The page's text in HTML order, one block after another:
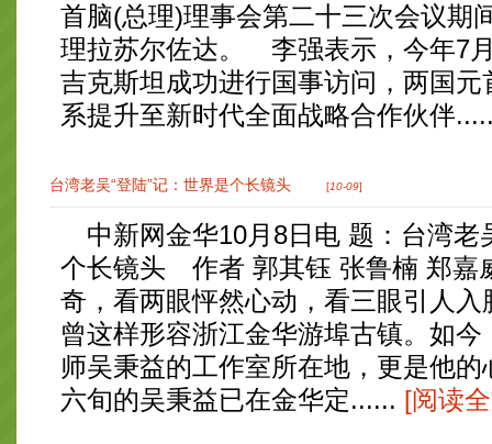
首脑(总理)理事会第二十三次会议期
理拉苏尔佐达。 李强表示，今年7
吉克斯坦成功进行国事访问，两国
系提升至新时代全面战略合作伙伴
台湾老吴“登陆”记：世界是个长镜头 [10-09]
中新网金华10月8日电 题：台湾老
个长镜头 作者 郭其钰 张鲁楠 郑嘉
奇，看两眼怦然心动，看三眼引人入
曾这样形容浙江金华游埠古镇。如
师吴秉益的工作室所在地，更是他
六旬的吴秉益已在金华定...... [阅读